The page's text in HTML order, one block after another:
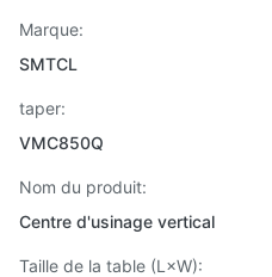
Marque:
SMTCL
taper:
VMC850Q
Nom du produit:
Centre d'usinage vertical
Taille de la table (L×W):